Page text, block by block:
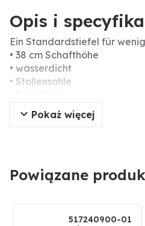
Opis i
Ein Standardstiefel für
• 38 cm Schafthöhe
• wasserdicht
• Stollensohle
Pokaż więcej
Powiązane
517240900-01